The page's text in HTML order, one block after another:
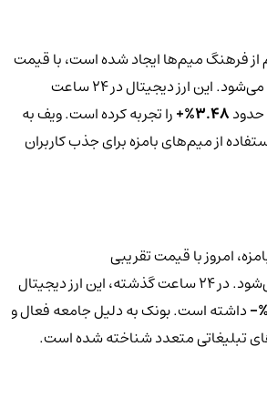
از فرهنگ میم‌ها ایجاد شده است، با قیمت
معامله می‌شود. این ارز دیجیتال در 24 ساعت
3.48%+
را تجربه کرده است. ویف به
از میم‌های بامزه برای جذب کاربران
امروز با قیمت تقریبی
معامله می‌شود. در 24 ساعت گذشته، این ارز دیجیتال
داشته است. بونک به دلیل جامعه فعال و
تبلیغاتی متعدد شناخته شده است.